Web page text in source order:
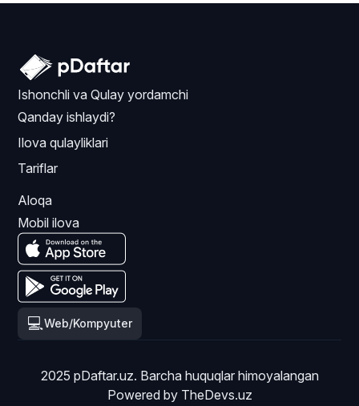
Ishonchli va Qulay yordamchi
Qanday ishlaydi?
Ilova qulayliklari
Tariflar
Aloqa
Mobil ilova
💻Web/Kompyuter
2025 pDaftar.uz. Barcha huquqlar himoyalangan
Powered by TheDevs.uz